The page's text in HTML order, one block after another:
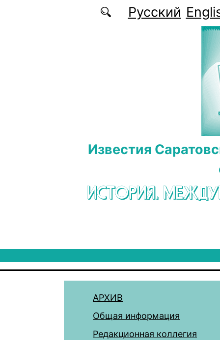
Перейти к основному содержаниюРусский
Известия
ИСТОРИЯ.
АРХИВ
Общая информация
Редакционная коллегия